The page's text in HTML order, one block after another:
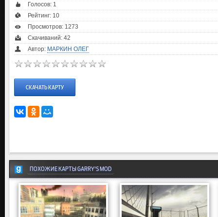
Голосов: 1
Рейтинг: 10
Просмотров: 1273
Скачиваний: 42
Автор: МАРКИН ОЛЕГ
СКАЧАТЬ КАРТУ
ПОХОЖИЕ КАРТЫ GARRY'S MOD